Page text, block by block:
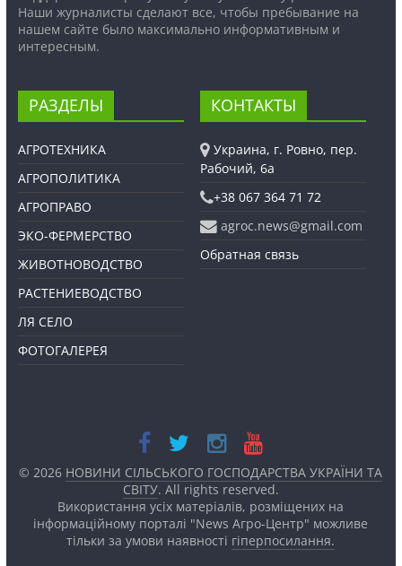
Наши журналисты сделают все, чтобы пребывание на
нашем сайте было максимально информативным и
интересным.
РАЗДЕЛЫ
АГРОТЕХНИКА
АГРОПОЛИТИКА
АГРОПРАВО
ЭКО-ФЕРМЕРСТВО
ЖИВОТНОВОДСТВО
РАСТЕНИЕВОДСТВО
ЛЯ СЕЛО
ФОТОГАЛЕРЕЯ
КОНТАКТЫ
Украина, г. Ровно, пер.
Рабочий, 6а
+38 067 364 71 72
agroc.news@gmail.com
Обратная связь
© 2026 НОВИНИ СІЛЬСЬКОГО ГОСПОДАРСТВА УКРАЇНИ ТА
СВІТУ. All rights reserved.
Використання усіх матеріалів, розміщених на
інформаційному порталі "News Агро-Центр" можливе
тільки за умови наявності гіперпосилання.